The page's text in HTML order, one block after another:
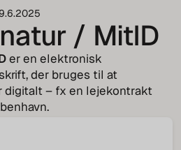
/ MitID
er en elektronisk
der bruges til at
– fx en lejekontrakt